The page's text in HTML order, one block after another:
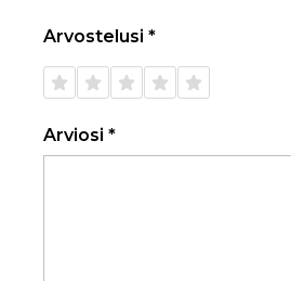
Arvostelusi *
1/5
tähteä
2/5
tähteä
3/5
tähteä
4/5
tähteä
5/5
tähteä
Arviosi *